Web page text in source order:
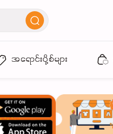
အရောင်းပို့စ်များ